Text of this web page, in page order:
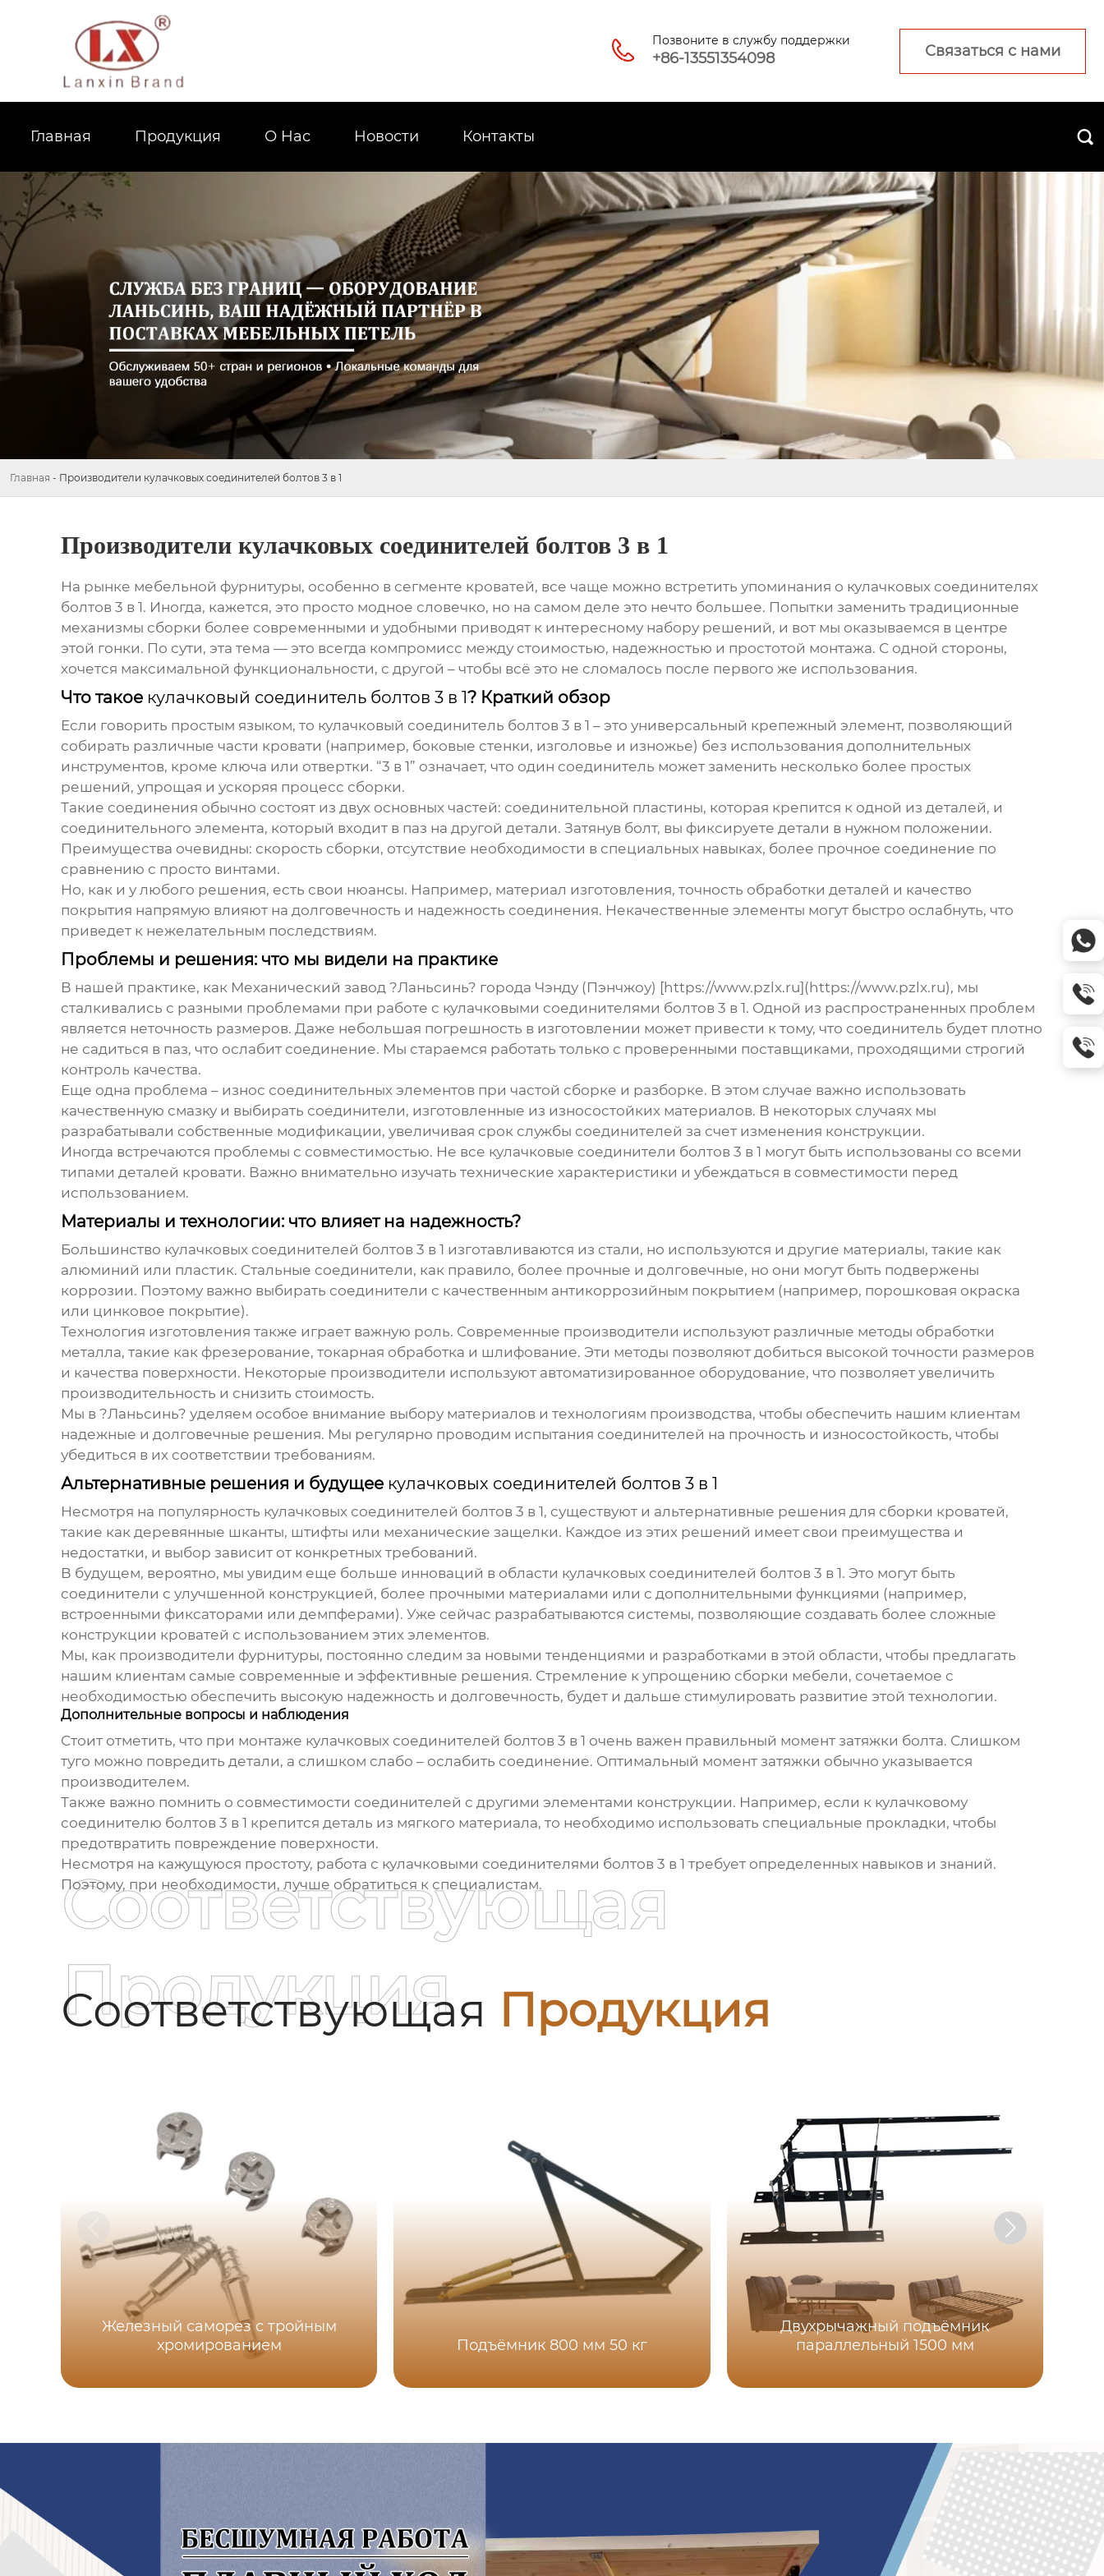
 Позвоните в службу поддержки
+86-13551354098 Связаться с нами
Главная Продукция О Hас Новости Контакты 
Главная - Производители кулачковых соединителей болтов 3 в 1
Производители кулачковых соединителей болтов 3 в 1
На рынке мебельной фурнитуры, особенно в сегменте кроватей, все чаще можно встретить упоминания о кулачковых соединителях
болтов 3 в 1. Иногда, кажется, это просто модное словечко, но на самом деле это нечто большее. Попытки заменить традиционные
механизмы сборки более современными и удобными приводят к интересному набору решений, и вот мы оказываемся в центре
этой гонки. По сути, эта тема — это всегда компромисс между стоимостью, надежностью и простотой монтажа. С одной стороны,
хочется максимальной функциональности, с другой – чтобы всё это не сломалось после первого же использования.
Что такое кулачковый соединитель болтов 3 в 1? Краткий обзор
Если говорить простым языком, то кулачковый соединитель болтов 3 в 1 – это универсальный крепежный элемент, позволяющий
собирать различные части кровати (например, боковые стенки, изголовье и изножье) без использования дополнительных
инструментов, кроме ключа или отвертки. “3 в 1” означает, что один соединитель может заменить несколько более простых
решений, упрощая и ускоряя процесс сборки.
Такие соединения обычно состоят из двух основных частей: соединительной пластины, которая крепится к одной из деталей, и
соединительного элемента, который входит в паз на другой детали. Затянув болт, вы фиксируете детали в нужном положении.
Преимущества очевидны: скорость сборки, отсутствие необходимости в специальных навыках, более прочное соединение по
сравнению с просто винтами.
Но, как и у любого решения, есть свои нюансы. Например, материал изготовления, точность обработки деталей и качество
покрытия напрямую влияют на долговечность и надежность соединения. Некачественные элементы могут быстро ослабнуть, что
приведет к нежелательным последствиям.
Проблемы и решения: что мы видели на практике
В нашей практике, как Механический завод ?Ланьсинь? города Чэнду (Пэнчжоу) [https://www.pzlx.ru](https://www.pzlx.ru), мы
сталкивались с разными проблемами при работе с кулачковыми соединителями болтов 3 в 1. Одной из распространенных проблем
является неточность размеров. Даже небольшая погрешность в изготовлении может привести к тому, что соединитель будет плотно
не садиться в паз, что ослабит соединение. Мы стараемся работать только с проверенными поставщиками, проходящими строгий
контроль качества.
Еще одна проблема – износ соединительных элементов при частой сборке и разборке. В этом случае важно использовать
качественную смазку и выбирать соединители, изготовленные из износостойких материалов. В некоторых случаях мы
разрабатывали собственные модификации, увеличивая срок службы соединителей за счет изменения конструкции.
Иногда встречаются проблемы с совместимостью. Не все кулачковые соединители болтов 3 в 1 могут быть использованы со всеми
типами деталей кровати. Важно внимательно изучать технические характеристики и убеждаться в совместимости перед
использованием.
Материалы и технологии: что влияет на надежность?
Большинство кулачковых соединителей болтов 3 в 1 изготавливаются из стали, но используются и другие материалы, такие как
алюминий или пластик. Стальные соединители, как правило, более прочные и долговечные, но они могут быть подвержены
коррозии. Поэтому важно выбирать соединители с качественным антикоррозийным покрытием (например, порошковая окраска
или цинковое покрытие).
Технология изготовления также играет важную роль. Современные производители используют различные методы обработки
металла, такие как фрезерование, токарная обработка и шлифование. Эти методы позволяют добиться высокой точности размеров
и качества поверхности. Некоторые производители используют автоматизированное оборудование, что позволяет увеличить
производительность и снизить стоимость.
Мы в ?Ланьсинь? уделяем особое внимание выбору материалов и технологиям производства, чтобы обеспечить нашим клиентам
надежные и долговечные решения. Мы регулярно проводим испытания соединителей на прочность и износостойкость, чтобы
убедиться в их соответствии требованиям.
Альтернативные решения и будущее кулачковых соединителей болтов 3 в 1
Несмотря на популярность кулачковых соединителей болтов 3 в 1, существуют и альтернативные решения для сборки кроватей,
такие как деревянные шканты, штифты или механические защелки. Каждое из этих решений имеет свои преимущества и
недостатки, и выбор зависит от конкретных требований.
В будущем, вероятно, мы увидим еще больше инноваций в области кулачковых соединителей болтов 3 в 1. Это могут быть
соединители с улучшенной конструкцией, более прочными материалами или с дополнительными функциями (например,
встроенными фиксаторами или демпферами). Уже сейчас разрабатываются системы, позволяющие создавать более сложные
конструкции кроватей с использованием этих элементов.
Мы, как производители фурнитуры, постоянно следим за новыми тенденциями и разработками в этой области, чтобы предлагать
нашим клиентам самые современные и эффективные решения. Стремление к упрощению сборки мебели, сочетаемое с
необходимостью обеспечить высокую надежность и долговечность, будет и дальше стимулировать развитие этой технологии.
Дополнительные вопросы и наблюдения
Стоит отметить, что при монтаже кулачковых соединителей болтов 3 в 1 очень важен правильный момент затяжки болта. Слишком
туго можно повредить детали, а слишком слабо – ослабить соединение. Оптимальный момент затяжки обычно указывается
производителем.
Также важно помнить о совместимости соединителей с другими элементами конструкции. Например, если к кулачковому
соединителю болтов 3 в 1 крепится деталь из мягкого материала, то необходимо использовать специальные прокладки, чтобы
предотвратить повреждение поверхности.
Несмотря на кажущуюся простоту, работа с кулачковыми соединителями болтов 3 в 1 требует определенных навыков и знаний.
Поэтому, при необходимости, лучше обратиться к специалистам.
Соответствующая Продукция
Соответствующая
Продукция
Железный саморез с тройным
хромированием
Подъёмник 800 мм 50 кг
Двухрычажный подъёмник
параллельный 1500 мм